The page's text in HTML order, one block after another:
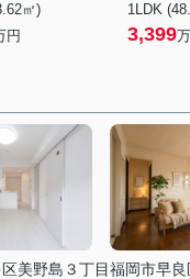
㎡)
円
1LDK
3,399
美野島３丁目福岡市早良